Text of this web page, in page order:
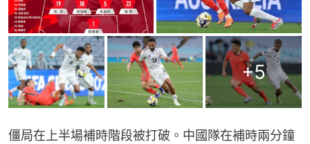
+5
僵局在上半場補時階段被打破。中國隊在補時兩分鐘